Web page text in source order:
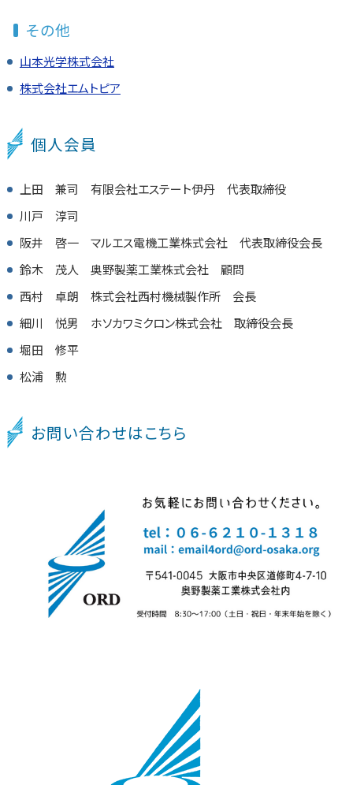
その他
山本光学株式会社
株式会社エムトピア
個人会員
上田 兼司 有限会社エステート伊丹 代表取締役
川戸 淳司
阪井 啓一 マルエス電機工業株式会社 代表取締役会長
鈴木 茂人 奥野製薬工業株式会社 顧問
西村 卓朗 株式会社西村機械製作所 会長
細川 悦男 ホソカワミクロン株式会社 取締役会長
堀田 修平
松浦 勲
お問い合わせはこちら